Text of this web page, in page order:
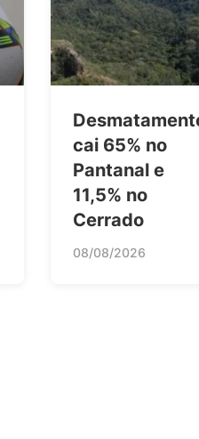
cai 65% no
Pantanal e
11,5% no
Cerrado
08/08/2026